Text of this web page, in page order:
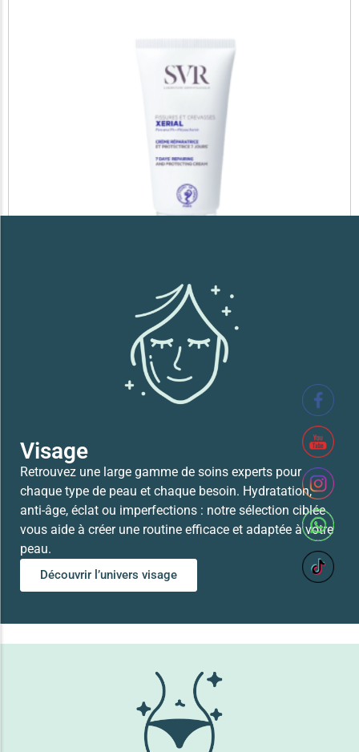
SVR XERIAL FISSURES ET CREVASSES
Visage
Retrouvez une large gamme de soins experts pour
chaque type de peau et chaque besoin. Hydratation,
anti-âge, éclat ou imperfections : notre sélection ciblée
vous aide à créer une routine efficace et adaptée à votre
peau.
Découvrir l’univers visage